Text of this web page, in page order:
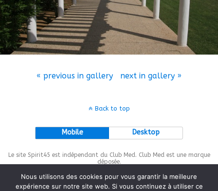
« previous in gallery next in gallery »
Back to top
Mobile Desktop
Le site Spirit45 est indépendant du Club Med. Club Med est une marque
déposée.
Nous utilisons des cookies pour vous garantir la meilleure
expérience sur notre site web. Si vous continuez à utiliser ce